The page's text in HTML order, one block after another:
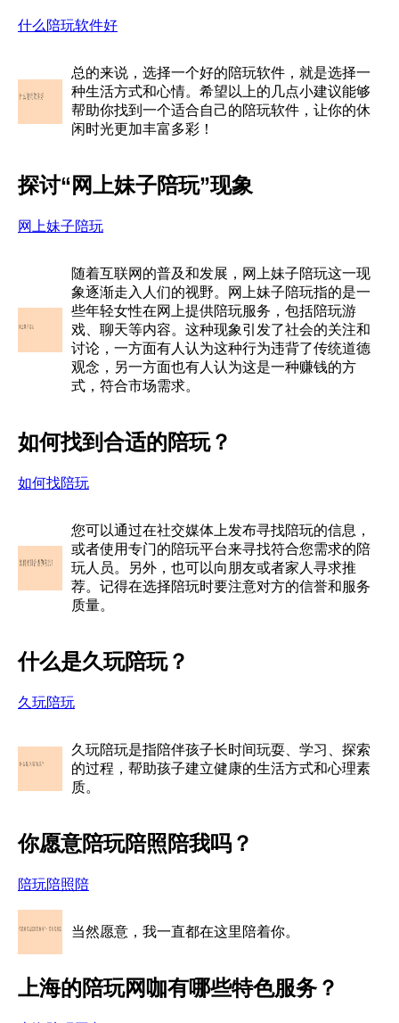
什么陪玩软件好
总的来说，选择一个好的陪玩软件，就是选择一
种生活方式和心情。希望以上的几点小建议能够
帮助你找到一个适合自己的陪玩软件，让你的休
闲时光更加丰富多彩！
探讨“网上妹子陪玩”现象
网上妹子陪玩
随着互联网的普及和发展，网上妹子陪玩这一现
象逐渐走入人们的视野。网上妹子陪玩指的是一
些年轻女性在网上提供陪玩服务，包括陪玩游
戏、聊天等内容。这种现象引发了社会的关注和
讨论，一方面有人认为这种行为违背了传统道德
观念，另一方面也有人认为这是一种赚钱的方
式，符合市场需求。
如何找到合适的陪玩？
如何找陪玩
您可以通过在社交媒体上发布寻找陪玩的信息，
或者使用专门的陪玩平台来寻找符合您需求的陪
玩人员。另外，也可以向朋友或者家人寻求推
荐。记得在选择陪玩时要注意对方的信誉和服务
质量。
什么是久玩陪玩？
久玩陪玩
久玩陪玩是指陪伴孩子长时间玩耍、学习、探索
的过程，帮助孩子建立健康的生活方式和心理素
质。
你愿意陪玩陪照陪我吗？
陪玩陪照陪
当然愿意，我一直都在这里陪着你。
上海的陪玩网咖有哪些特色服务？